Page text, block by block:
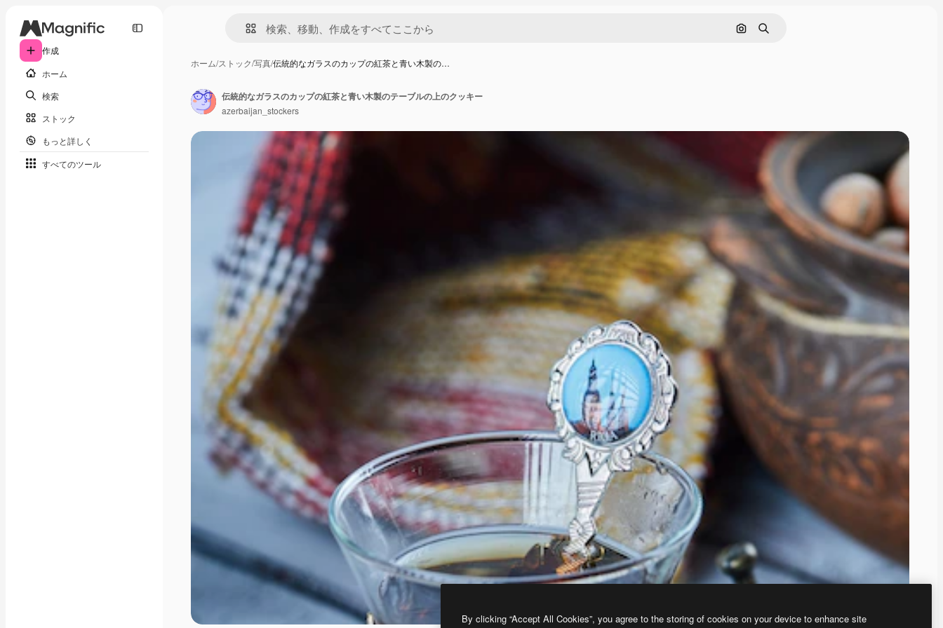
作成
ホーム
検索
ストック
もっと詳しく
すべてのツール
画像で検索
検索
ホーム/ストック/写真/伝統的なガラスのカップの紅茶と青い木製の…
伝統的なガラスのカップの紅茶と青い木製のテーブルの上のクッキー
azerbaijan_stockers
By clicking “Accept All Cookies”, you agree to the storing of cookies on your device to enhance site